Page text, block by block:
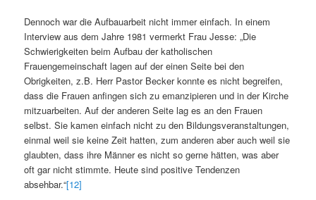
Dennoch war die Aufbauarbeit nicht immer einfach. In einem
Interview aus dem Jahre 1981 vermerkt Frau Jesse: „Die
Schwierigkeiten beim Aufbau der katholischen
Frauengemeinschaft lagen auf der einen Seite bei den
Obrigkeiten, z.B. Herr Pastor Becker konnte es nicht begreifen,
dass die Frauen anfingen sich zu emanzipieren und in der Kirche
mitzuarbeiten. Auf der anderen Seite lag es an den Frauen
selbst. Sie kamen einfach nicht zu den Bildungsveranstaltungen,
einmal weil sie keine Zeit hatten, zum anderen aber auch weil sie
glaubten, dass ihre Männer es nicht so gerne hätten, was aber
oft gar nicht stimmte. Heute sind positive Tendenzen
absehbar.“[12]